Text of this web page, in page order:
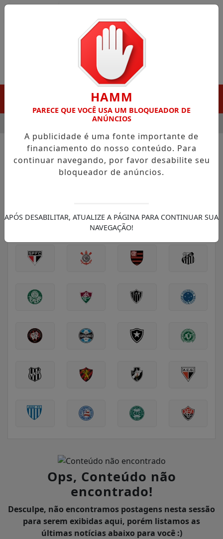
DESTAQUE EM PORTO GRANDE COM ATUAÇÃO
/FUTEBOL GRÊMIO
SÉRIE B EUROPA
Ops, Conteúdo não
encontrado!
Desculpe, não encontramos postagens nesta sessão
para serem exibidas aqui, porém listamos as
últimas notícias abaixo para você :)
HAMM
PARECE QUE VOCÊ USA UM BLOQUEADOR DE
ANÚNCIOS
A publicidade é uma fonte importante de
financiamento do nosso conteúdo. Para
continuar navegando, por favor desabilite seu
bloqueador de anúncios.
APÓS DESABILITAR, ATUALIZE A PÁGINA PARA CONTINUAR SUA
NAVEGAÇÃO!